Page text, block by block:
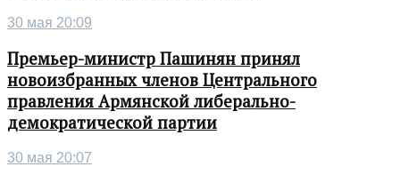
30 мая 20:09
Премьер-министр Пашинян принял
новоизбранных членов Центрального
правления Армянской либерально-
демократической партии
30 мая 20:07